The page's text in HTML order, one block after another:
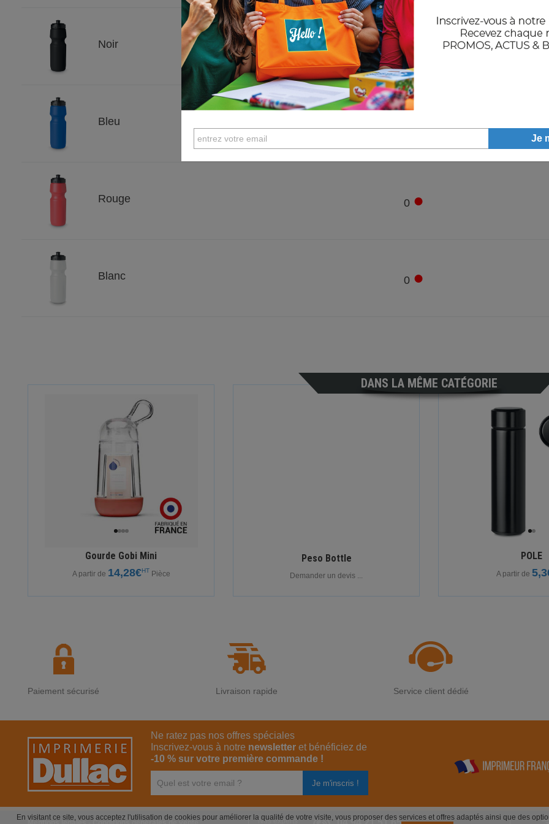
Noir 3348
Bleu 2122
Rouge 0 ●
Blanc 0 ●
DANS LA MÊME CATÉGORIE
Gourde Gobi Mini
A partir de 14,28€HT Pièce
Peso Bottle
Demander un devis ...
POLE
A partir de
En visitant ce site, vous acceptez l'utilisation de cookies pour améliorer la qualité de votre visite, vous proposer des services et offres adaptés ainsi que des
Paiement sécurisé Livraison rapide Service client dédié
Ne ratez pas nos offres spéciales
Inscrivez-vous à notre newsletter et bénéficiez de
-10 % sur votre première commande !
Nos experts